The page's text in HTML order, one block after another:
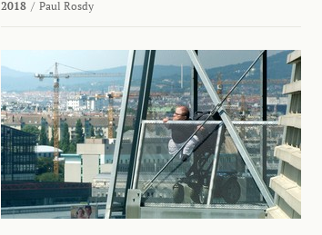
2018 / Paul Rosdy